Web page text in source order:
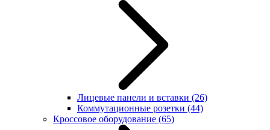
Лицевые панели и вставки (26)
Коммутационные розетки (44)
Кроссовое оборудование (65)